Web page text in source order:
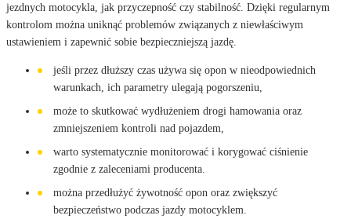
jezdnych motocykla, jak przyczepność czy stabilność. Dzięki regularnym
kontrolom można uniknąć problemów związanych z niewłaściwym
ustawieniem i zapewnić sobie bezpieczniejszą jazdę.
jeśli przez dłuższy czas używa się opon w nieodpowiednich
warunkach, ich parametry ulegają pogorszeniu,
może to skutkować wydłużeniem drogi hamowania oraz
zmniejszeniem kontroli nad pojazdem,
warto systematycznie monitorować i korygować ciśnienie
zgodnie z zaleceniami producenta.
można przedłużyć żywotność opon oraz zwiększyć
bezpieczeństwo podczas jazdy motocyklem.